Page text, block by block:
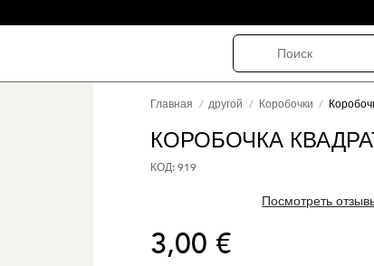
Главная другой Коробочки
КОРОБОЧКА
КОД: 919
Посмотреть
3,00 €